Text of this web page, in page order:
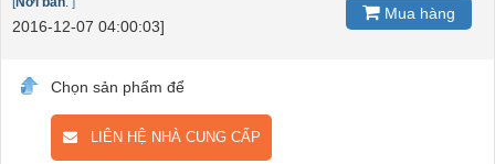
2016-12-07 04:00:03]
Mua hàng
Chọn sản phẩm để
LIÊN HỆ NHÀ CUNG CẤP